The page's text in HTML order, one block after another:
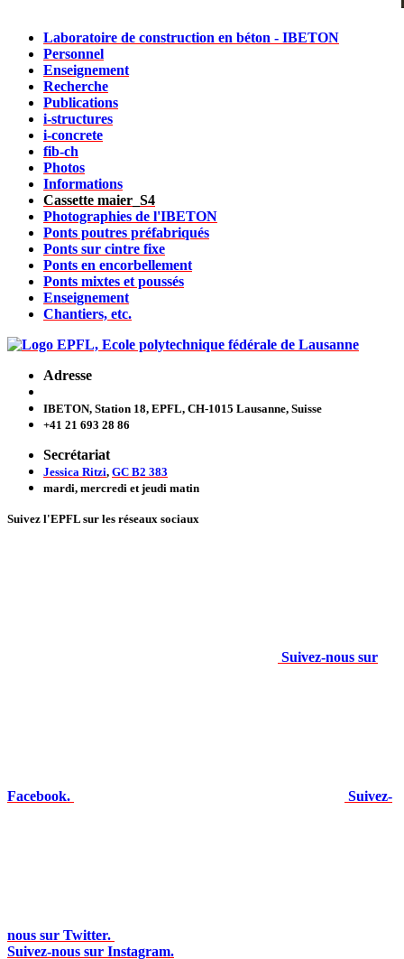
Laboratoire de construction en béton - IBETON
Personnel
Enseignement
Recherche
Publications
i-structures
i-concrete
fib-ch
Photos
Informations
Cassette maier_S4
Photographies de l'IBETON
Ponts poutres préfabriqués
Ponts sur cintre fixe
Ponts en encorbellement
Ponts mixtes et poussés
Enseignement
Chantiers, etc.
Adresse
IBETON, Station 18, EPFL, CH-1015 Lausanne, Suisse
+41 21 693 28 86
Secrétariat
Jessica Ritzi, GC B2 383
mardi, mercredi et jeudi matin
Suivez l'EPFL sur les réseaux sociaux
Suivez-nous sur
Facebook. Suivez-
nous sur Twitter.
Suivez-nous sur Instagram.